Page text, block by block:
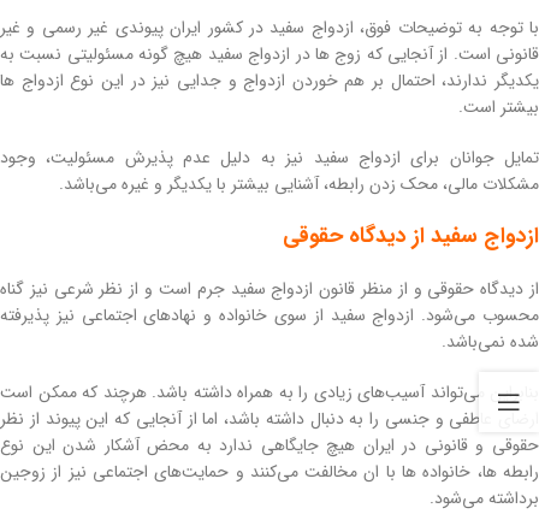
با توجه به توضیحات فوق، ازدواج سفید در کشور ایران پیوندی غیر رسمی و غیر
قانونی است. از آنجایی که زوج ها در ازدواج سفید هیچ گونه مسئولیتی نسبت به
یکدیگر ندارند، احتمال بر هم خوردن ازدواج و جدایی نیز در این نوع ازدواج ها
بیشتر است.
تمایل جوانان برای ازدواج سفید نیز به دلیل عدم پذیرش مسئولیت، وجود
مشکلات مالی، محک زدن رابطه، آشنایی بیشتر با یکدیگر و غیره می‌باشد.
ازدواج سفید از دیدگاه حقوقی
از دیدگاه حقوقی و از منظر قانون ازدواج سفید جرم است و از نظر شرعی نیز گناه
محسوب می‌شود. ازدواج سفید از سوی خانواده و نهادهای اجتماعی نیز پذیرفته
شده نمی‌باشد.
بنابراین می‌تواند آسیب‌های زیادی را به همراه داشته باشد. هرچند که ممکن است
ارضای عاطفی و جنسی را به دنبال داشته باشد،‌ اما از آنجایی که این پیوند از نظر
حقوقی و قانونی در ایران هیچ جایگاهی ندارد به محض آشکار شدن این نوع
رابطه ها، خانواده ها با ان مخالفت می‌کنند و حمایت‌های اجتماعی نیز از زوجین
برداشته می‌شود.